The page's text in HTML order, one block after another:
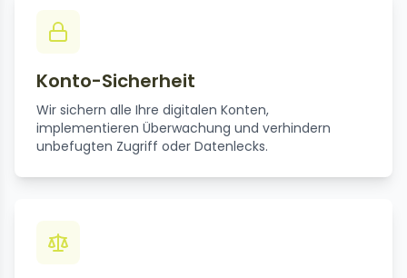
Konto-Sicherheit
Wir sichern alle Ihre digitalen Konten,
implementieren Überwachung und verhindern
unbefugten Zugriff oder Datenlecks.